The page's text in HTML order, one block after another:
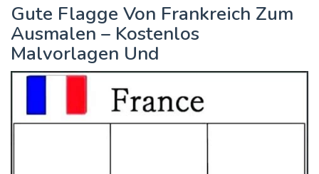
Gute Flagge Von Frankreich Zum
Ausmalen – Kostenlos
Malvorlagen Und